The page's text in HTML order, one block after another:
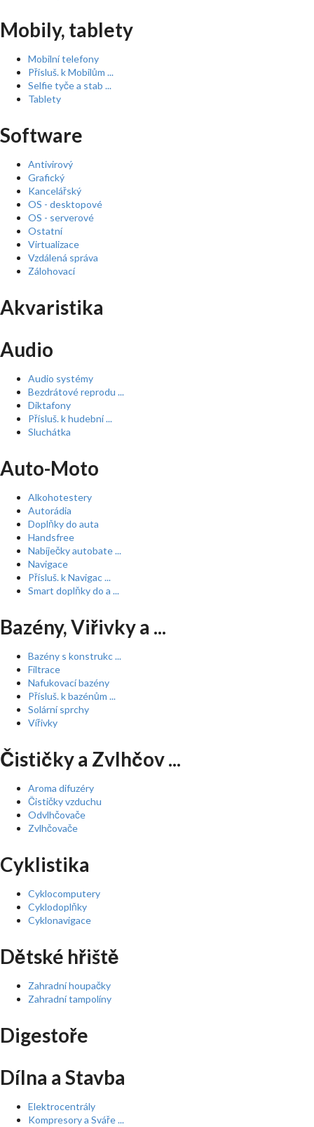
Mobily, tablety
Mobilní telefony
Přísluš. k Mobilům ...
Selfie tyče a stab ...
Tablety
Software
Antivirový
Grafický
Kancelářský
OS - desktopové
OS - serverové
Ostatní
Virtualizace
Vzdálená správa
Zálohovací
Akvaristika
Audio
Audio systémy
Bezdrátové reprodu ...
Diktafony
Přísluš. k hudební ...
Sluchátka
Auto-Moto
Alkohotestery
Autorádia
Doplňky do auta
Handsfree
Nabíječky autobate ...
Navigace
Přísluš. k Navigac ...
Smart doplňky do a ...
Bazény, Viřivky a ...
Bazény s konstrukc ...
Filtrace
Nafukovací bazény
Přísluš. k bazénům ...
Solární sprchy
Vířivky
Čističky a Zvlhčov ...
Aroma difuzéry
Čističky vzduchu
Odvlhčovače
Zvlhčovače
Cyklistika
Cyklocomputery
Cyklodoplňky
Cyklonavigace
Dětské hřiště
Zahradní houpačky
Zahradní tampolíny
Digestoře
Dílna a Stavba
Elektrocentrály
Kompresory a Sváře ...